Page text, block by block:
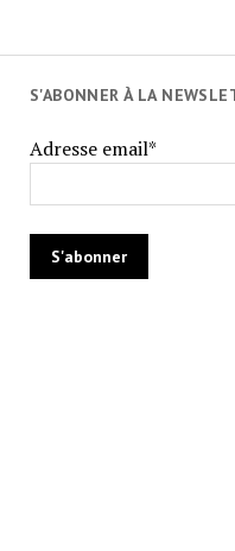
S'ABONNER À LA
Adresse email*